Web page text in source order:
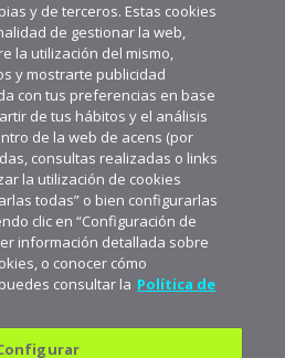
y de terceros. Estas cookies
de gestionar la web,
la utilización del mismo,
y mostrarte publicidad
con tus preferencias en base
de tus hábitos y el análisis
de la web de acens (por
consultas realizadas o links
la utilización de cookies
todas” o bien configurarlas
clic en “Configuración de
información detallada sobre
o conocer cómo
consultar la Política de